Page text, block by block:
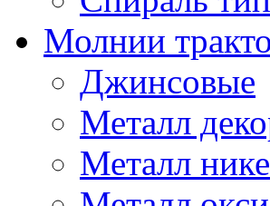
Молнии
Джинсовые
Металл
Металл